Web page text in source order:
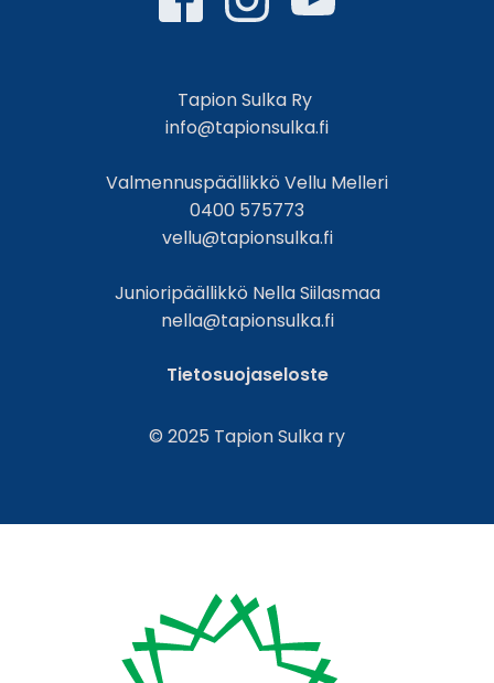
Tapion Sulka Ry
info@tapionsulka.fi
Valmennuspäällikkö Vellu Melleri
0400 575773
vellu@tapionsulka.fi
Junioripäällikkö Nella Siilasmaa
nella@tapionsulka.fi
Tietosuojaseloste
© 2025 Tapion Sulka ry